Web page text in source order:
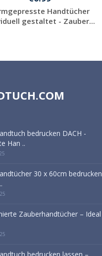
Handtücher
gestaltet - Zauber...
anfragen
bedrucken DACH -
Han ..
30 x 60cm bedrucken
Zauberhandtücher – Ideal